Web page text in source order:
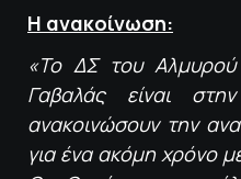
Η ανακοίνωση:
«Το ΔΣ του
Γαβαλάς είναι
ανακοινώσουν την
για ένα ακόμη χρόνο